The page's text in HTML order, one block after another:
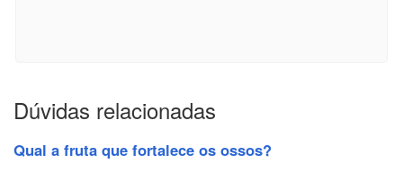
Dúvidas relacionadas
Qual a fruta que fortalece os ossos?